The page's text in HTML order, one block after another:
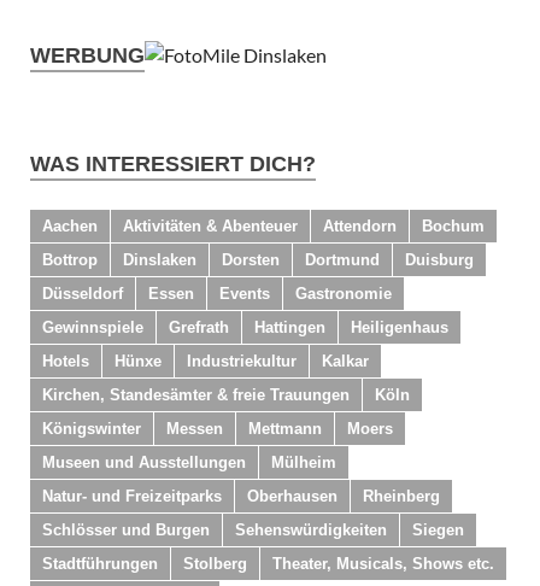
WERBUNG
WAS INTERESSIERT DICH?
Aachen Aktivitäten & Abenteuer Attendorn
Bochum
Bottrop
Dinslaken Dorsten Dortmund
Duisburg
Düsseldorf
Essen Events
Gastronomie
Gewinnspiele
Grefrath Hattingen
Heiligenhaus
Hotels
Hünxe Industriekultur
Kalkar
Kirchen, Standesämter & freie Trauungen
Köln
Königswinter
Messen Mettmann
Moers
Museen und Ausstellungen
Mülheim
Natur- und Freizeitparks
Oberhausen
Rheinberg
Schlösser und Burgen
Sehenswürdigkeiten
Siegen
Stadtführungen
Stolberg
Theater, Musicals, Shows etc.